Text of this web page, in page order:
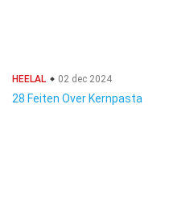
HEELAL 02 dec 2024
28 Feiten Over Kernpasta